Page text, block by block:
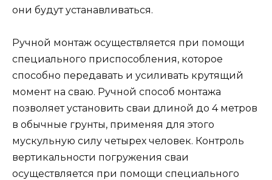
они будут устанавливаться.
Ручной монтаж осуществляется при помощи
специального приспособления, которое
способно передавать и усиливать крутящий
момент на сваю. Ручной способ монтажа
позволяет установить сваи длиной до 4 метров
в обычные грунты, применяя для этого
мускульную силу четырех человек. Контроль
вертикальности погружения сваи
осуществляется при помощи специального